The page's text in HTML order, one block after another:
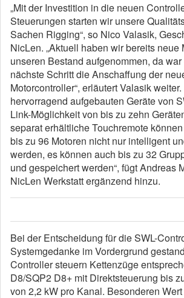
„Mit der Investition in die neuen
Steuerungen starten wir unsere
Sachen Rigging“, so Nico Valasik,
NicLen. „Aktuell haben wir bereits neue
unseren Bestand aufgenommen, da
nächste Schritt die Anschaffung der
Motorcontroller“, erläutert Valasik
hervorragend aufgebauten Geräte von
Link-Möglichkeit von bis zu zehn
separat erhältliche Touchremote
bis zu 96 Motoren nicht nur intelligent
werden, es können auch bis zu 32
und gespeichert werden“, fügt Andreas
NicLen Werkstatt ergänzend hinzu.
Bei der Entscheidung für die SWL-
Systemgedanke im Vordergrund
Controller steuern Kettenzüge
D8/SQP2 D8+ mit Direktsteuerung bis
von 2,2 kW pro Kanal. Besonderen